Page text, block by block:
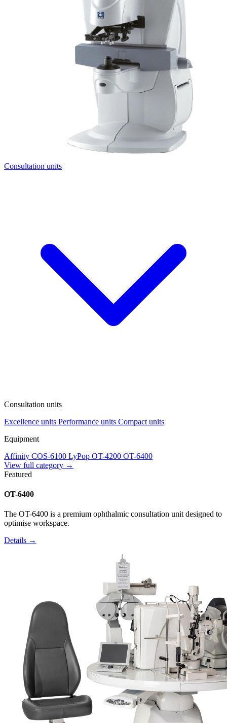
Consultation units
Consultation units
Excellence units Performance units Compact units
Equipment
Affinity COS-6100 LyPop OT-4200 OT-6400
View full category →
Featured
OT-6400
The OT-6400 is a premium ophthalmic consultation unit designed to
optimise workspace.
Details →